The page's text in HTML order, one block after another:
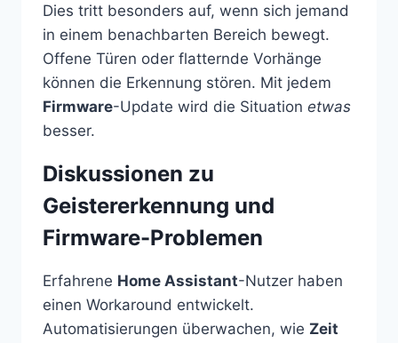
Dies tritt besonders auf, wenn sich jemand
in einem benachbarten Bereich bewegt.
Offene Türen oder flatternde Vorhänge
können die Erkennung stören. Mit jedem
Firmware-Update wird die Situation etwas
besser.
Diskussionen zu
Geistererkennung und
Firmware-Problemen
Erfahrene Home Assistant-Nutzer haben
einen Workaround entwickelt.
Automatisierungen überwachen, wie Zeit